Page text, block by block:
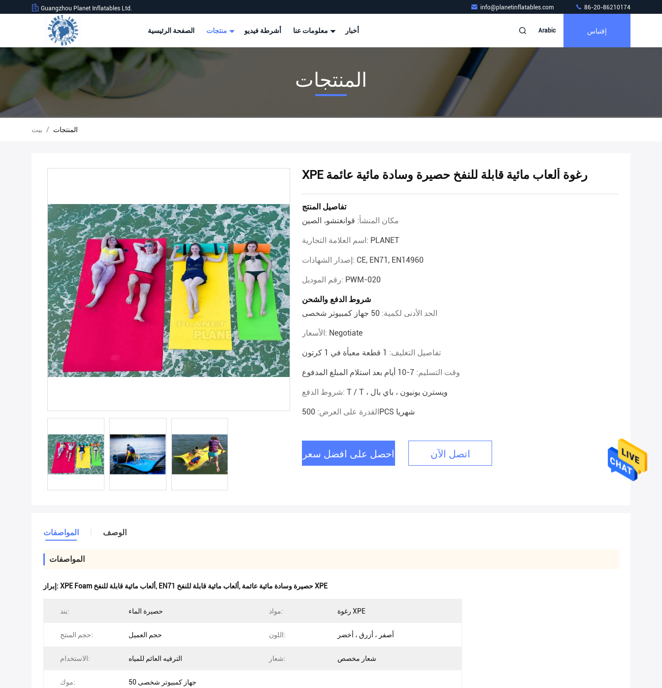
Guangzhou Planet Inflatables Ltd. info@planetinflatables.com 86-20-86210174
الصفحة الرئيسية أشرطة فيديو أخبار Arabic إقتباس
المنتجات
بيت / المنتجات
XPE رغوة ألعاب مائية قابلة للنفخ حصيرة وسادة مائية عائمة
تفاصيل المنتج
مكان المنشأ: قوانغتشو، الصين
اسم العلامة التجارية: PLANET
إصدار الشهادات: CE, EN71, EN14960
رقم الموديل: PWM-020
شروط الدفع والشحن
الحد الأدنى لكمية: 50 جهاز كمبيوتر شخصى
الأسعار: Negotiate
تفاصيل التغليف: 1 قطعة معبأة في 1 كرتون
وقت التسليم: 7-10 أيام بعد استلام المبلغ المدفوع
شروط الدفع: T / T ، ويسترن يونيون ، باي بال
القدرة على العرض: 500PCS شهريا
احصل على افضل سعر اتصل الآن
المواصفات الوصف
المواصفات
إبراز: XPE Foam ألعاب مائية قابلة للنفخ , EN71 ألعاب مائية قابلة للنفخ , حصيرة وسادة مائية عائمة XPE
بند: حصيرة الماء مواد: رغوة XPE
حجم المنتج: حجم العميل اللون: أصفر ، أزرق ، أخضر
الاستخدام: الترفيه العائم للمياه شعار: شعار مخصص
موك: 50 جهاز كمبيوتر شخصى